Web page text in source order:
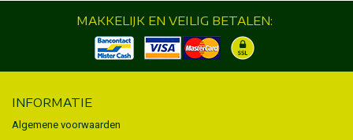
MAKKELIJK EN VEILIG BETALEN:
INFORMATIE
Algemene voorwaarden